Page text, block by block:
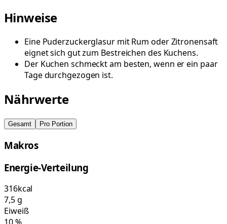
Hinweise
Eine Puderzuckerglasur mit Rum oder Zitronensaft
eignet sich gut zum Bestreichen des Kuchens.
Der Kuchen schmeckt am besten, wenn er ein paar
Tage durchgezogen ist.
Nährwerte
Gesamt Pro Portion
Makros
Energie-Verteilung
316kcal
7,5g
Eiweiß